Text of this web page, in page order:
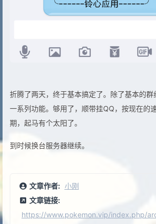
折腾了两天，终于基本搞定了。除了基本的群
一系列功能。够用了，顺带挂QQ，按现在的
期，起马有个太阳了。
到时候换台服务器继续。
文章作者: 小刚
文章链接:
https://www.pokemon.vip/index.php/